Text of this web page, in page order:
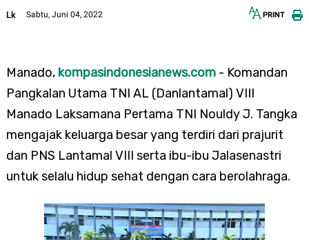
Lk Sabtu, Juni 04, 2022 PRINT
Manado, kompasindonesianews.com- Komandan
Pangkalan Utama TNI AL (Danlantamal) VIII
Manado Laksamana Pertama TNI Nouldy J. Tangka
mengajak keluarga besar yang terdiri dari prajurit
dan PNS Lantamal VIII serta ibu-ibu Jalasenastri
untuk selalu hidup sehat dengan cara berolahraga.